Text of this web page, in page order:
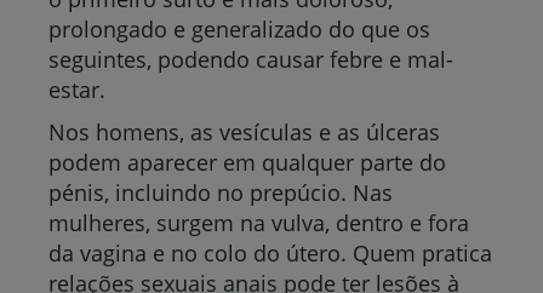
prolongado e generalizado do que os
seguintes, podendo causar febre e mal-
estar.
Nos homens, as vesículas e as úlceras
podem aparecer em qualquer parte do
pénis, incluindo no prepúcio. Nas
mulheres, surgem na vulva, dentro e fora
da vagina e no colo do útero. Quem pratica
relações sexuais anais pode ter lesões à